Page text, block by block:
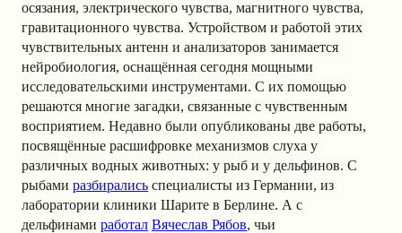
осязания, электрического чувства, магнитного чувства,
гравитационного чувства. Устройством и работой этих
чувствительных антенн и анализаторов занимается
нейробиология, оснащённая сегодня мощными
исследовательскими инструментами. С их помощью
решаются многие загадки, связанные с чувственным
восприятием. Недавно были опубликованы две работы,
посвящённые расшифровке механизмов слуха у
различных водных животных: у рыб и у дельфинов. С
рыбами разбирались специалисты из Германии, из
лаборатории клиники Шарите в Берлине. А с
дельфинами работал Вячеслав Рябов, чьи